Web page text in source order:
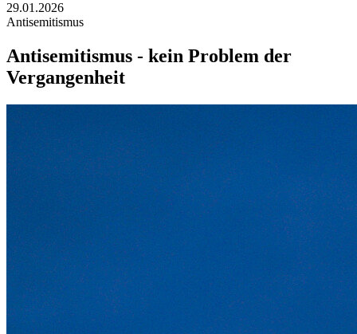
29.01.2026
Antisemitismus
Antisemitismus - kein Problem der
Vergangenheit